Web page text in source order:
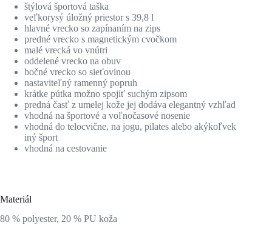
štýlová športová taška
veľkorysý úložný priestor s 39,8 l
hlavné vrecko so zapínaním na zips
predné vrecko s magnetickým cvočkom
malé vrecká vo vnútri
oddelené vrecko na obuv
bočné vrecko so sieťovinou
nastaviteľný ramenný popruh
krátke pútka možno spojiť suchým zipsom
predná časť z umelej kože jej dodáva elegantný vzhľad
vhodná na športové a voľnočasové nosenie
vhodná do telocvične, na jogu, pilates alebo akýkoľvek
iný šport
vhodná na cestovanie
Materiál
80 % polyester, 20 % PU koža